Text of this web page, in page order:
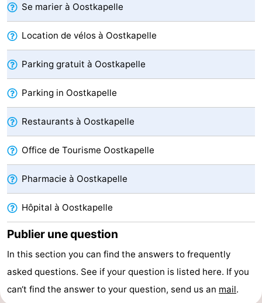
Nature
-
Haamstede
Nature
Kop
van
Schouwen
Walcheren
-
Veere
-
Nature
Oranjezon
-
Nature
de
Mantelingen
-
Domburg
-
Westkapelle
-
Zoutelande
-
Nature
Se marier à Oostkapelle
Location de vélos à Oostkapelle
Parking gratuit à Oostkapelle
Parking in Oostkapelle
Restaurants à Oostkapelle
Office de Tourisme Oostkapelle
Pharmacie à Oostkapelle
Hôpital à Oostkapelle
Publier une question
In this section you can find the answers to frequently
asked questions. See if your question is listed here. If you
can‘t find the answer to your question, send us an mail.